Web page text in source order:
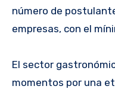
número de
empresas, con el
El sector
momentos por una